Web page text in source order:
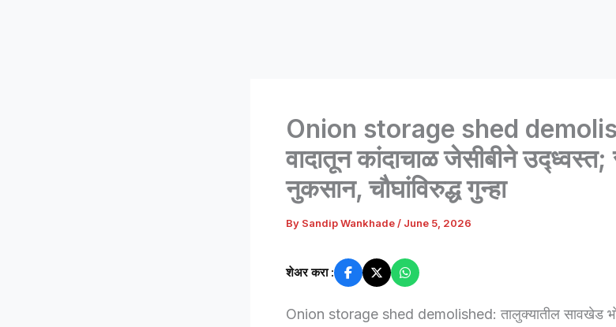
Onion storage shed
वादातून कांदाचाळ जेसीबीने
नुकसान, चौघांविरुद्ध गुन्हा
By Sandip Wankhade / June 5, 2026
शेअर करा :
Onion storage shed demolished: तालुक्यातील सावखेड भोई